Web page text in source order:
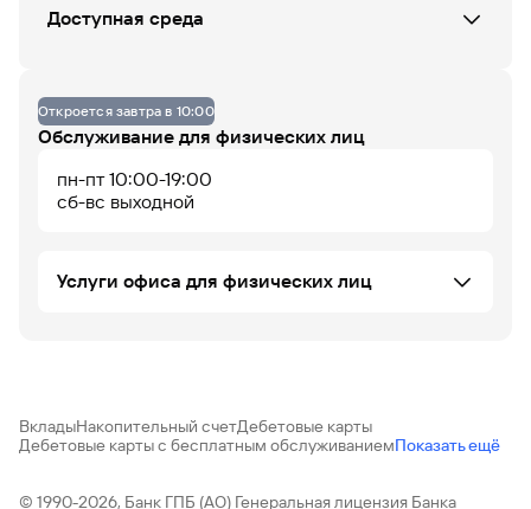
Офис работает Офис сейчас закрыт
До 14% годовых по
накопительному
СБ ВС ПН ПТ
07 08 09 10 11
Доступная среда
Откроется завтра в 10:00
Обслуживание для физических лиц
пн-пт 10:00-19:00
сб-вс выходной
Услуги офиса для физических лиц
Банковские карты
Денежные переводы
Программа долгосрочных сбережений (ПДС)
ВкладыНакопительный счетДебетовые карты
Дебетовые карты с бесплатным обслуживаниемПоказать ещё
© 1990-2026, Банк ГПБ (АО) Генеральная лицензия Банка